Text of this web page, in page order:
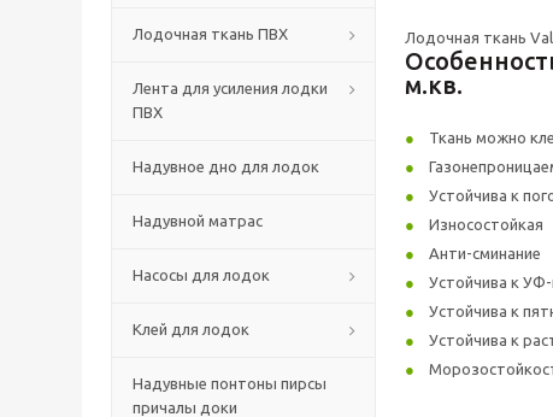
Лодочная ткань ПВХ
Лента для усиления лодки
ПВХ
Надувное дно для лодок
Надувной матрас
Насосы для лодок
Клей для лодок
Надувные понтоны пирсы
причалы доки
Лодочная ткань
м.кв.
Ткань можно
Устойчива к
Износостойкая
Анти-сминание
Устойчива к
Устойчива к
Устойчива к